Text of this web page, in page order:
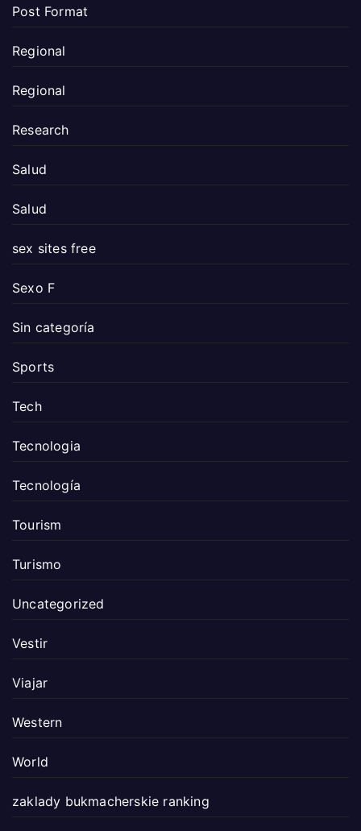
Post Format
Regional
Regional
Research
Salud
Salud
sex sites free
Sexo F
Sin categoría
Sports
Tech
Tecnologia
Tecnología
Tourism
Turismo
Uncategorized
Vestir
Viajar
Western
World
zaklady bukmacherskie ranking